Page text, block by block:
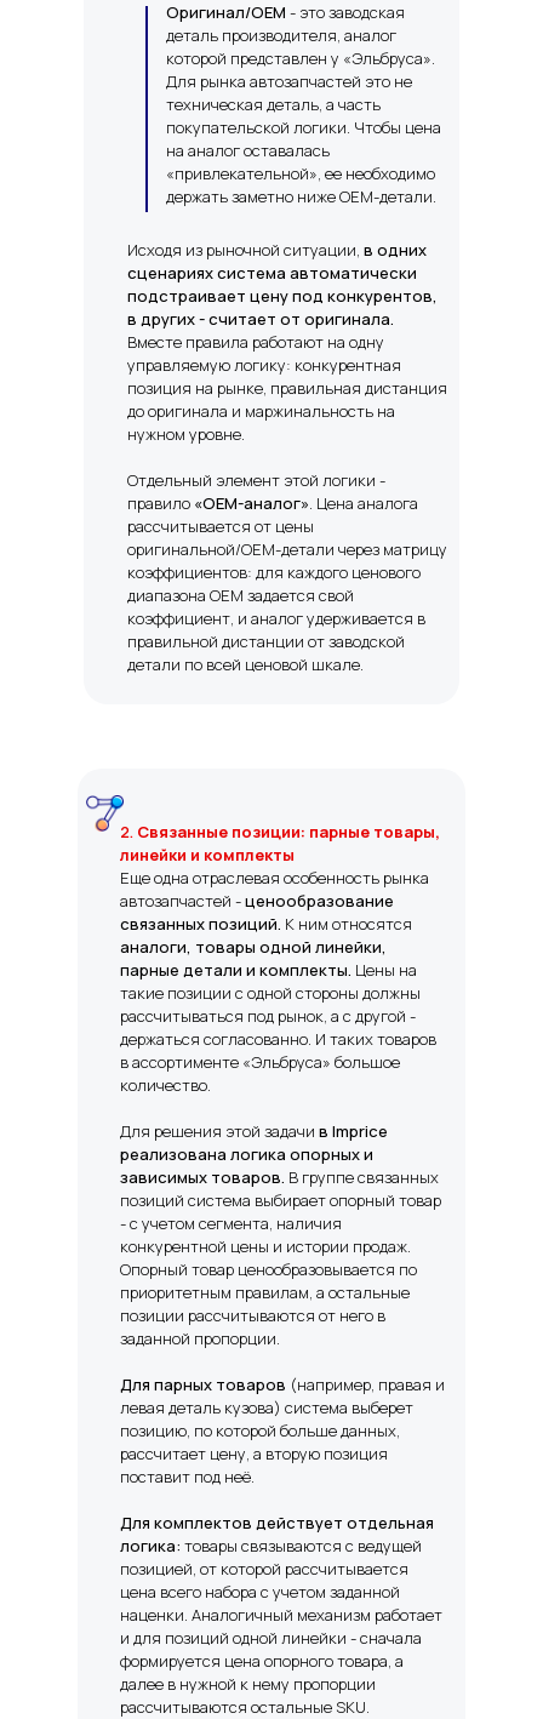
Оригинал/OEM - это заводская
деталь производителя, аналог
которой представлен у «Эльбруса».
Для рынка автозапчастей это не
техническая деталь, а часть
покупательской логики. Чтобы цена
на аналог оставалась
«привлекательной», ее необходимо
держать заметно ниже OEM-детали.
Исходя из рыночной ситуации, в одних
сценариях система автоматически
подстраивает цену под конкурентов,
в других - считает от оригинала.
Вместе правила работают на одну
управляемую логику: конкурентная
позиция на рынке, правильная дистанция
до оригинала и маржинальность на
нужном уровне.
Отдельный элемент этой логики -
правило «OEM-аналог». Цена аналога
рассчитывается от цены
оригинальной/OEM-детали через матрицу
коэффициентов: для каждого ценового
диапазона OEM задается свой
коэффициент, и аналог удерживается в
правильной дистанции от заводской
детали по всей ценовой шкале.
2. Связанные позиции: парные товары,
линейки и комплекты
Еще одна отраслевая особенность рынка
автозапчастей -ценообразование
связанных позиций. К ним относятся
аналоги, товары одной линейки,
парные детали и комплекты. Цены на
такие позиции с одной стороны должны
рассчитываться под рынок, а с другой -
держаться согласованно. И таких товаров
в ассортименте «Эльбруса» большое
количество.
Для решения этой задачи в Imprice
реализована логика опорных и
зависимых товаров. В группе связанных
позиций система выбирает опорный товар
- с учетом сегмента, наличия
конкурентной цены и истории продаж.
Опорный товар ценообразовывается по
приоритетным правилам, а остальные
позиции рассчитываются от него в
заданной пропорции.
Для парных товаров (например, правая и
левая деталь кузова) система выберет
позицию, по которой больше данных,
рассчитает цену, а вторую позиция
поставит под неё.
Для комплектов действует отдельная
логика: товары связываются с ведущей
позицией, от которой рассчитывается
цена всего набора с учетом заданной
наценки. Аналогичный механизм работает
и для позиций одной линейки - сначала
формируется цена опорного товара, а
далее в нужной к нему пропорции
рассчитываются остальные SKU.